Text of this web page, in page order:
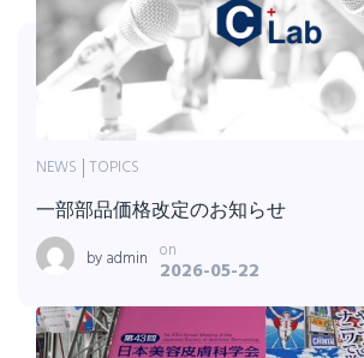
NEWS TOPICS
一部部品価格改定のお知らせ
byadmin on
2026-05-22